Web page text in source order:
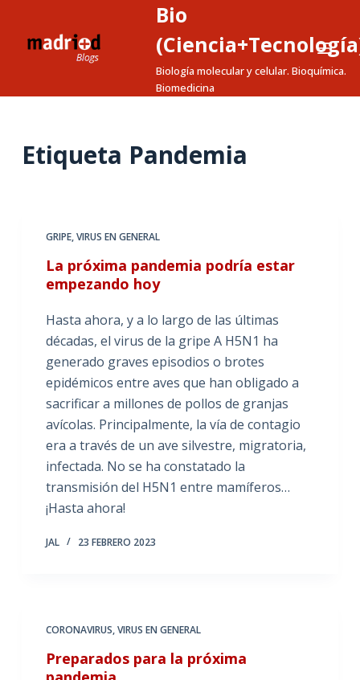
a
Bio
Biología molecular y celular. Bioquímica.
Biomedicina
Etiqueta Pandemia
GRIPE,VIRUS EN GENERAL
La próxima pandemia podría estar
empezando hoy
Hasta ahora, y a lo largo de las últimas
décadas, el virus de la gripe A H5N1 ha
generado graves episodios o brotes
epidémicos entre aves que han obligado a
sacrificar a millones de pollos de granjas
avícolas. Principalmente, la vía de contagio
era a través de un ave silvestre, migratoria,
infectada. No se ha constatado la
transmisión del H5N1 entre mamíferos…
¡Hasta ahora!
JAL 23 FEBRERO 2023
CORONAVIRUS,VIRUS EN GENERAL
Preparados para la próxima